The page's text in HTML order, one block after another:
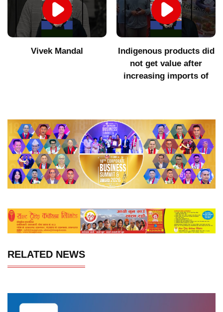
Vivek Mandal
Indigenous products did
not get value after
increasing imports of
RELATED NEWS